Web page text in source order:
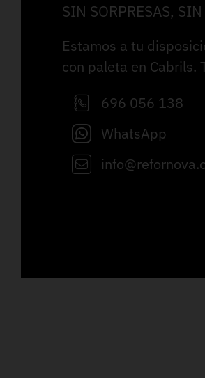
SIN SORPRESAS, SIN
Estamos a tu
con paleta en Cabrils.
696 056 138
WhatsApp